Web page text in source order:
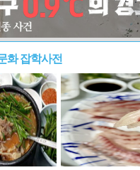
화 잡학사전